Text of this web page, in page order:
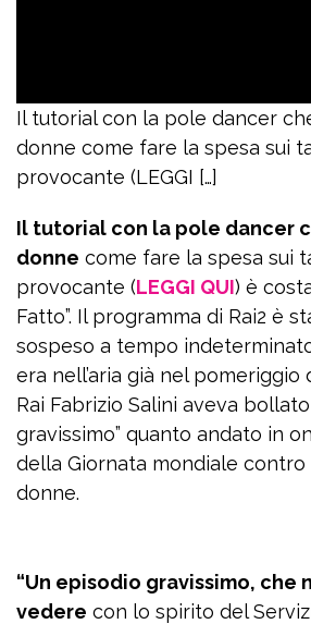
Il tutorial con la pole dancer
donne come fare la spesa sui
provocante (LEGGI […]
Il tutorial con la pole dancer
donne come fare la spesa sui
provocante (LEGGI QUI) è
Fatto”. Il programma di Rai2 è
sospeso a tempo
era nell’aria già nel pomeriggio
Rai Fabrizio Salini aveva
gravissimo” quanto andato in
della Giornata mondiale contro
donne.
“Un episodio gravissimo, che
vedere con lo spirito del